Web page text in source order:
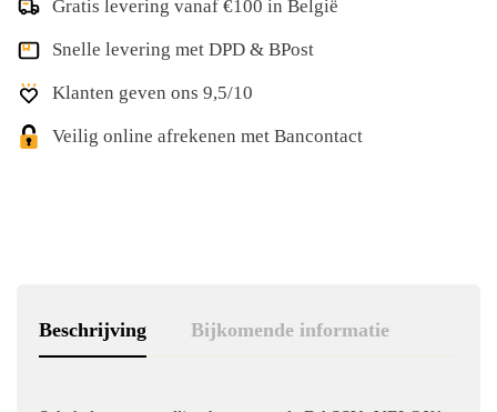
Gratis levering vanaf €100 in België
Snelle levering met DPD & BPost
Klanten geven ons 9,5/10
Veilig online afrekenen met Bancontact
Beschrijving Bijkomende informatie